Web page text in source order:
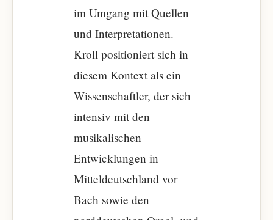
im Umgang mit Quellen
und Interpretationen.
Kroll positioniert sich in
diesem Kontext als ein
Wissenschaftler, der sich
intensiv mit den
musikalischen
Entwicklungen in
Mitteldeutschland vor
Bach sowie den